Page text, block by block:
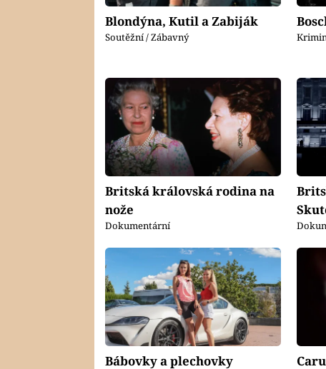
Blondýna, Kutil a Zabiják
Soutěžní / Zábavný
Britská královská rodina na
nože
Dokumentární
Bábovky a plechovky